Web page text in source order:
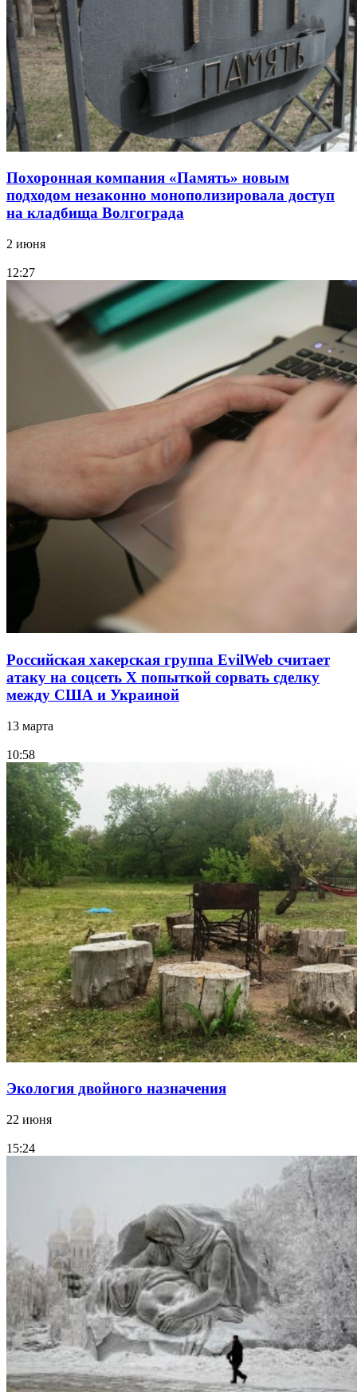
Похоронная компания «Память» новым
подходом незаконно монополизировала доступ
на кладбища Волгограда
2 июня
12:27
Российская хакерская группа EvilWeb считает
атаку на соцсеть Х попыткой сорвать сделку
между США и Украиной
13 марта
10:58
Экология двойного назначения
22 июня
15:24